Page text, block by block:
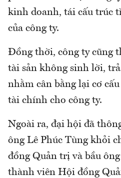
kinh doanh, tái cấu trúc
của công ty.
Đồng thời, công ty cũng
tài sản không sinh lời,
nhằm cân bằng lại cơ
tài chính cho công ty.
Ngoài ra, đại hội đã
ông Lê Phúc Tùng khỏi
đồng Quản trị và bầu
thành viên Hội đồng